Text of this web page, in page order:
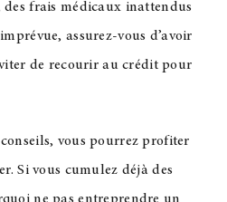
frais médicaux inattendus
assurez-vous d’avoir
de recourir au crédit pour
vous pourrez profiter
Si vous cumulez déjà des